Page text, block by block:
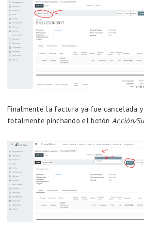
Finalmente la factura ya fue cancelada
totalmente pinchando el botónAcción/